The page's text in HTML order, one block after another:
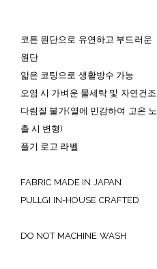
코튼 원단으로 유연하고 부드러운
원단
얇은 코팅으로 생활방수 가능
오염 시 가벼운 물세탁 및 자연건조
다림질 불가(열에 민감하여 고온 노
출 시 변형)
풀기 로고 라벨
FABRIC MADE IN JAPAN
PULLGI IN-HOUSE CRAFTED
DO NOT MACHINE WASH